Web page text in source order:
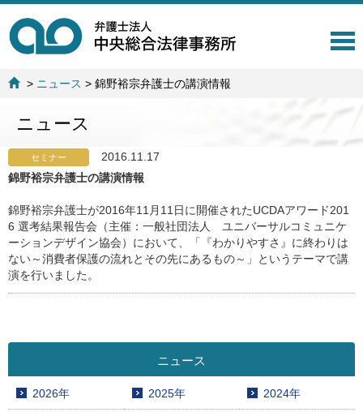
T
a
i
o
> ニュース >錦野裕宗弁護士の講演情報
ニュース
セミナー
2016.11.17
錦野裕宗弁護士の講演情報
錦野裕宗弁護士が2016年11月11日に開催されたUCDAアワード201
6 選考結果報告会（主催：一般社団法人 ユニバーサルコミュニケ
ーションデザイン協会）において、「『わかりやすさ』に終わりは
ない～消費者保護の流れとその先にあるもの～」というテーマで講
演を行いました。
ニュース
2026年 2025年 2024年